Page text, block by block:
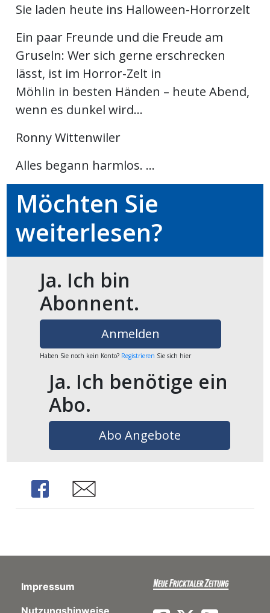
Sie laden heute ins Halloween-Horrorzelt
Ein paar Freunde und die Freude am
Gruseln: Wer sich gerne erschrecken
lässt, ist im Horror-Zelt in
Möhlin in besten Händen – heute Abend,
wenn es dunkel wird...
Ronny Wittenwiler
Alles begann harmlos. ...
Möchten Sie
weiterlesen?
Ja. Ich bin
Abonnent.
Anmelden
Haben Sie noch kein Konto? Registrieren Sie sich hier
Ja. Ich benötige ein
Abo.
Abo Angebote
Share Share
Impressum